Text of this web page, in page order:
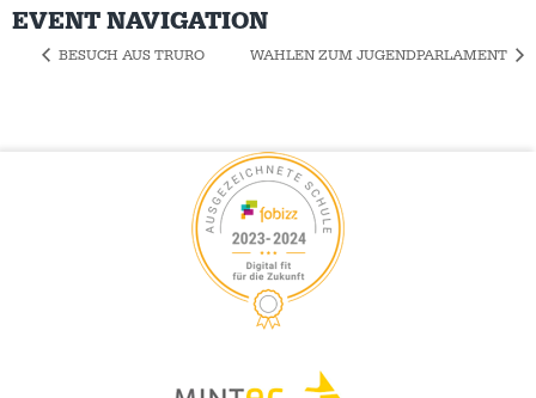
EVENT NAVIGATION
BESUCH AUS TRURO WAHLEN ZUM JUGENDPARLAMENT